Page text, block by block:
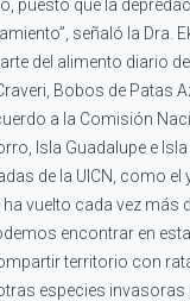
puesto que la
señaló la Dra.
del alimento diario
Bobos de Patas
a la Comisión
Isla Guadalupe e
de la UICN, como
vuelto cada vez
encontrar en
territorio con
especies